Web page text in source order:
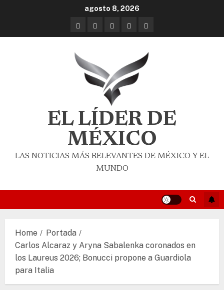
agosto 8, 2026
EL LÍDER DE
MÉXICO
LAS NOTICIAS MÁS RELEVANTES DE MÉXICO Y EL
MUNDO
Home
Portada
Carlos Alcaraz y Aryna Sabalenka coronados en
los Laureus 2026; Bonucci propone a Guardiola
para Italia